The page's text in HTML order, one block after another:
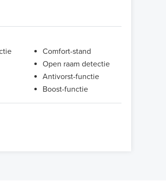
Comfort-stand
Open raam detectie
Antivorst-functie
Boost-functie